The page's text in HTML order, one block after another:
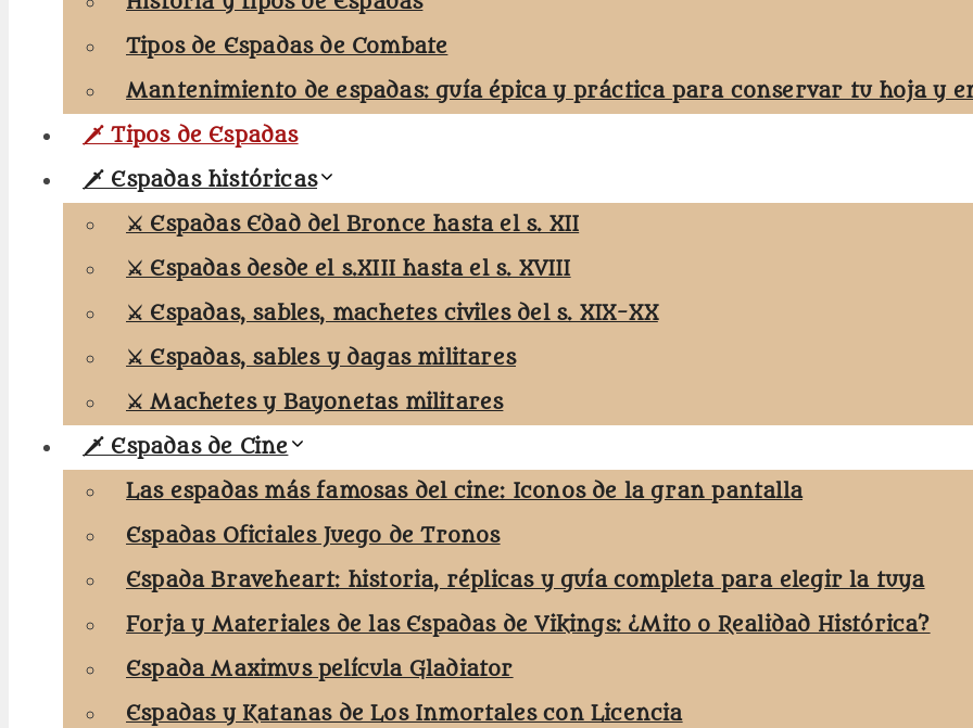
Tipos de Espadas de Combate
Mantenimiento de espadas: guía épica y práctica para conservar tu hoja y
🗡️ Tipos de Espadas
🗡️ Espadas históricas
⚔️ Espadas Edad del Bronce hasta el s. XII
⚔️ Espadas desde el s.XIII hasta el s. XVIII
⚔️ Espadas, sables, machetes civiles del s. XIX-XX
⚔️ Espadas, sables y dagas militares
⚔️ Machetes y Bayonetas militares
🗡️ Espadas de Cine
Las espadas más famosas del cine: Iconos de la gran pantalla
Espadas Oficiales Juego de Tronos
Espada Braveheart: historia, réplicas y guía completa para elegir la tuya
Forja y Materiales de las Espadas de Vikings: ¿Mito o Realidad Histórica?
Espada Maximus película Gladiator
Espadas y Katanas de Los Inmortales con Licencia